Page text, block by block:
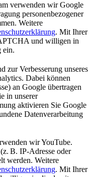
verwenden wir Google
personenbezogener
Weitere
. Mit Ihrer
und willigen in
ein.
zur Verbesserung unseres
Dabei können
an Google übertragen
in unserer
aktivieren Sie Google
Datenverarbeitung
wir YouTube.
B. IP-Adresse oder
werden. Weitere
. Mit Ihrer